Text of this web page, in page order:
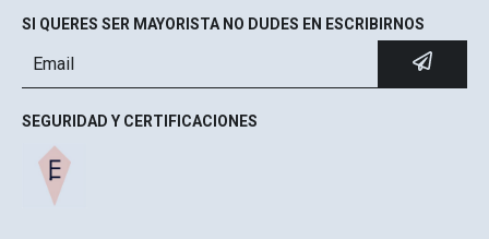
SI QUERES SER MAYORISTA NO DUDES EN ESCRIBIRNOS
SEGURIDAD Y CERTIFICACIONES